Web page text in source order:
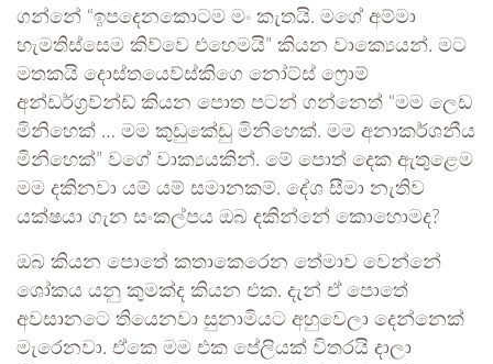
ගන්නේ “ඉපදෙනකොටම මං කැතයි. මගේ අම්මා
හැමතිස්සෙම කිව්වෙ එහෙමයි” කියන වාක්‍යෙයන්. මට
මතකයි දොස්තයෙව්ස්කිගෙ නෝට්ස් ෆ්‍රොම්
අන්ඩර්ග්‍රව්න්ඩ් කියන පොත පටන් ගන්නෙත් “මම ලෙඩ
මිනිහෙක් … මම කුඩුකේඩු මිනිහෙක්. මම අනාකර්ශනීය
මිනිහෙක්” වගේ වාක්‍යයකින්. මේ පොත් දෙක ඇතුළෙම
මම දකිනවා යම් යම් සමානකම්. දේශ සීමා නැතිව
යක්ෂයා ගැන සංකල්පය ඔබ දකින්නේ කොහොමද?
ඔබ කියන පොතේ කතාකෙරෙන තේමාව වෙන්නේ
ශෝකය යනු කුමක්ද කියන එක. දැන් ඒ පොතේ
අවසානටෙ තියෙනවා සුනාමියට අහුවෙලා දෙන්නෙක්
මැරෙනවා. ඒකෙ මම එක පේලියක් විතරයි දාලා